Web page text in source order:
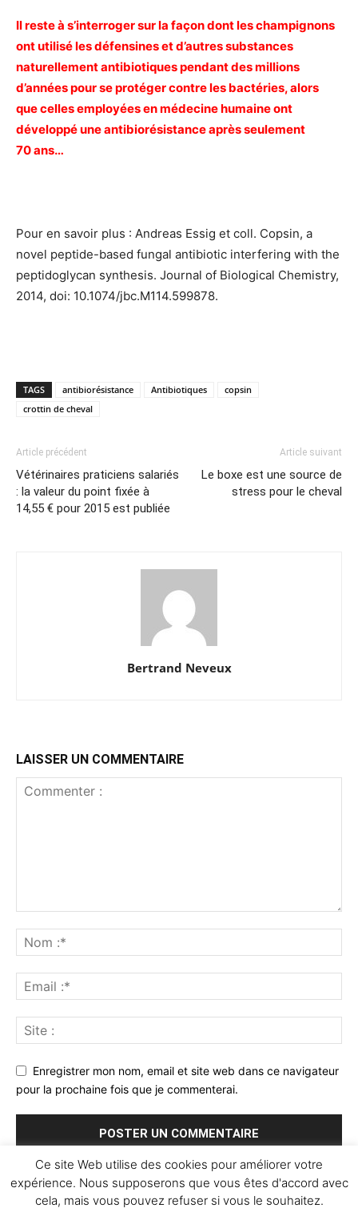
Il reste à s’interroger sur la façon dont les champignons
ont utilisé les défensines et d’autres substances
naturellement antibiotiques pendant des millions
d’années pour se protéger contre les bactéries, alors
que celles employées en médecine humaine ont
développé une antibiorésistance après seulement
70 ans…
Pour en savoir plus : Andreas Essig et coll. Copsin, a
novel peptide-based fungal antibiotic interfering with the
peptidoglycan synthesis. Journal of Biological Chemistry,
2014, doi: 10.1074/jbc.M114.599878.
TAGS antibiorésistance Antibiotiques
copsin
crottin de cheval
Article précédent
Vétérinaires praticiens salariés
: la valeur du point fixée à
14,55 € pour 2015 est publiée
Article suivant
Le boxe est une source de
stress pour le cheval
Bertrand Neveux
LAISSER UN COMMENTAIRE
Enregistrer mon nom, email et site web dans ce navigateur
pour la prochaine fois que je commenterai.
Ce site Web utilise des cookies pour améliorer votre
expérience. Nous supposerons que vous êtes d'accord avec
cela, mais vous pouvez refuser si vous le souhaitez.